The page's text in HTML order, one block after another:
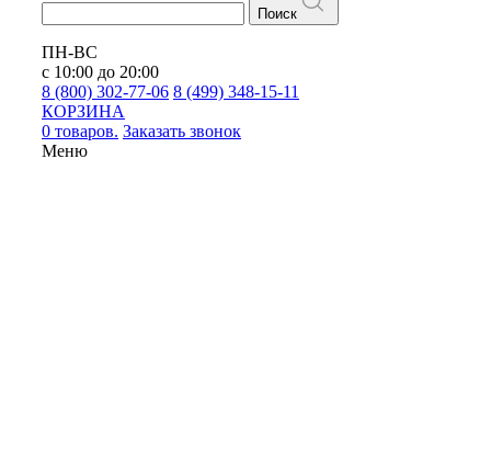
Поиск
ПН-ВС
с 10:00 до 20:00
8 (800) 302-77-06 8 (499) 348-15-11
КОРЗИНА
0 товаров. Заказать звонок
Меню